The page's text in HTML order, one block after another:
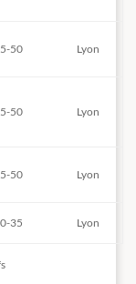
50 Lyon
50 Lyon
50 Lyon
35 Lyon